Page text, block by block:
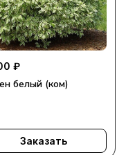
₽
белый (ком)
Заказать